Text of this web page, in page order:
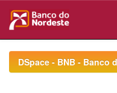
navigationDSpace - BNB - Banco